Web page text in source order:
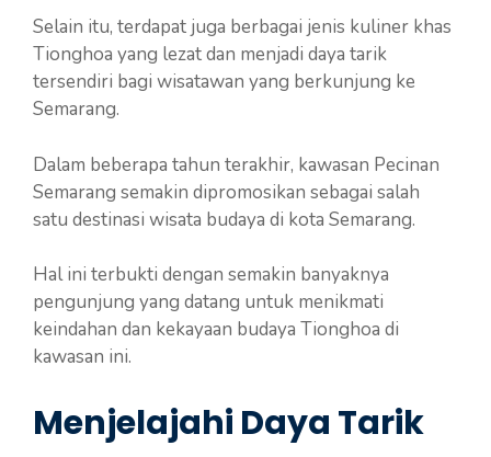
Selain itu, terdapat juga berbagai jenis kuliner khas
Tionghoa yang lezat dan menjadi daya tarik
tersendiri bagi wisatawan yang berkunjung ke
Semarang.
Dalam beberapa tahun terakhir, kawasan Pecinan
Semarang semakin dipromosikan sebagai salah
satu destinasi wisata budaya di kota Semarang.
Hal ini terbukti dengan semakin banyaknya
pengunjung yang datang untuk menikmati
keindahan dan kekayaan budaya Tionghoa di
kawasan ini.
Menjelajahi Daya Tarik